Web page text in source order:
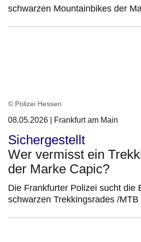
schwarzen Mountainbikes der
© Polizei Hessen
08.05.2026 | Frankfurt am Main
Sichergestellt
Wer vermisst ein
der Marke Capic?
Die Frankfurter Polizei sucht die
schwarzen Trekkingsrades /